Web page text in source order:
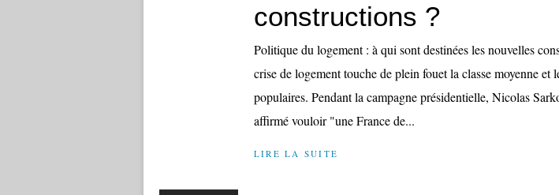
constructions ?
Politique du logement : à qui sont destinées les nouvelles
crise de logement touche de plein fouet la classe moyenne et
populaires. Pendant la campagne présidentielle, Nicolas
affirmé vouloir "une France de...
LIRE LA SUITE